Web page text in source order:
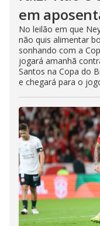
em
No leilão em que
não quis alimentar
sonhando com a
jogará amanhã
Santos na Copa do
e chegará para o